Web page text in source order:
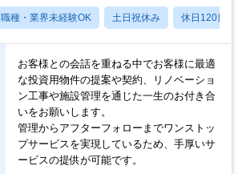
職種・業界未経験OK 土日祝休み 休日120日以上
お客様との会話を重ねる中でお客様に最適
な投資用物件の提案や契約、リノベーショ
ン工事や施設管理を通じた一生のお付き合
いをお願いします。
管理からアフターフォローまでワンストッ
プサービスを実現しているため、手厚いサ
ービスの提供が可能です。